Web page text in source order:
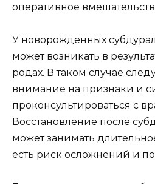
оперативное
У новорожденных
может возникать в
родах. В таком случае
внимание на признаки и
проконсультироваться с
Восстановление после
может занимать
есть риск осложнений и